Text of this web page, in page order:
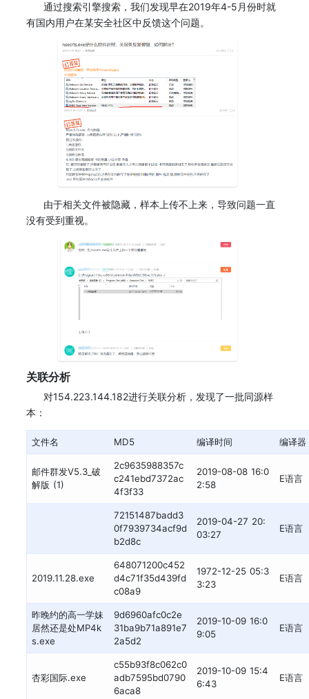
通过搜索引擎搜索，我们发现早在2019年4-5月份时就
有国内用户在某安全社区中反馈这个问题。
由于相关文件被隐藏，样本上传不上来，导致问题一直
没有受到重视。
关联分析
对154.223.144.182进行关联分析，发现了一批同源样
本：
文件名 MD5 编译时间 编译器
邮件群发V5.3_破
解版 (1)
2c9635988357c
c241ebd7372ac
4f3f33
2019-08-08 16:0
2:58
E语言
72151487badd3
0f7939734acf9d
b2d8c
2019-04-27 20:
03:27
E语言
2019.11.28.exe
648071200c452
d4c71f35d439fd
c08a9
1972-12-25 05:3
3:23
E语言
昨晚约的高一学妹
居然还是处MP4k
s.exe
9d6960afc0c2e
31ba9b71a891e7
2a5d2
2019-10-09 16:0
9:05
E语言
杏彩国际.exe
c55b93f8c062c0
adb7595bd0790
6aca8
2019-10-09 15:4
6:43
E语言